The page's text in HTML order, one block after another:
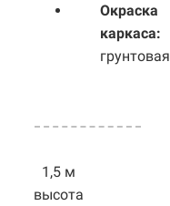
Окраска
каркаса:
грунтовая
1,5 м
высота